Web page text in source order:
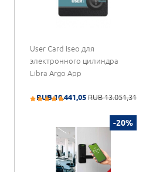
User Card Iseo для
электронного цилиндра
Libra Argo App
RUB 10.441,05 RUB 13.051,31
-20%